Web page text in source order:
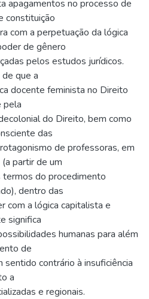
apagamentos no processo de
constituição
com a perpetuação da lógica
de gênero
pelos estudos jurídicos.
que a
docente feminista no Direito
pela
do Direito, bem como
das
de professoras, em
partir de um
termos do procedimento
dentro das
com a lógica capitalista e
significa
humanas para além
de
contrário à insuficiência
a
e regionais.